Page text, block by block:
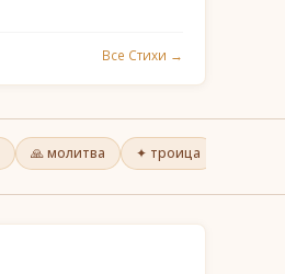
Все Стихи →
🙏 молитва ✦ троица